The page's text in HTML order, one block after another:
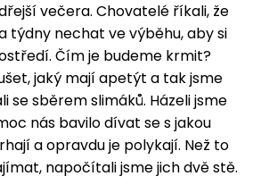
večera. Chovatelé říkali, že
týdny nechat ve výběhu, aby si
Čím je budeme krmit?
jaký mají apetýt a tak jsme
se sběrem slimáků. Házeli jsme
nás bavilo dívat se s jakou
a opravdu je polykají. Než to
napočítali jsme jich dvě stě.